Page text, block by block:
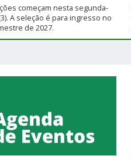
começam nesta segunda-
A seleção é para ingresso no
de 2027.